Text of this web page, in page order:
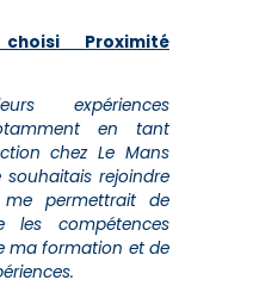
Proximité
expériences
en tant
chez Le Mans
souhaitais rejoindre
permettrait de
les compétences
ma formation et de